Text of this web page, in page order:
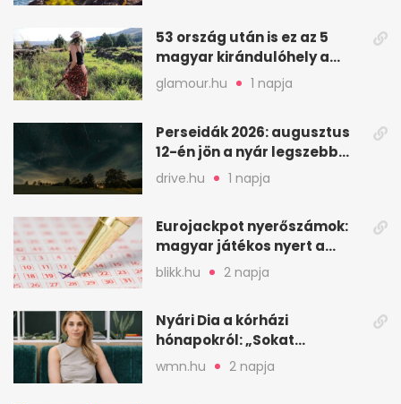
53 ország után is ez az 5
magyar kirándulóhely a
kedvencem
glamour.hu 1 napja
Perseidák 2026: augusztus
12-én jön a nyár legszebb
csillaghullása
drive.hu 1 napja
Eurojackpot nyerőszámok:
magyar játékos nyert a
2026. augusztus 4-i húzáson
blikk.hu 2 napja
Nyári Dia a kórházi
hónapokról: „Sokat
veszekedtem Istennel”
wmn.hu 2 napja